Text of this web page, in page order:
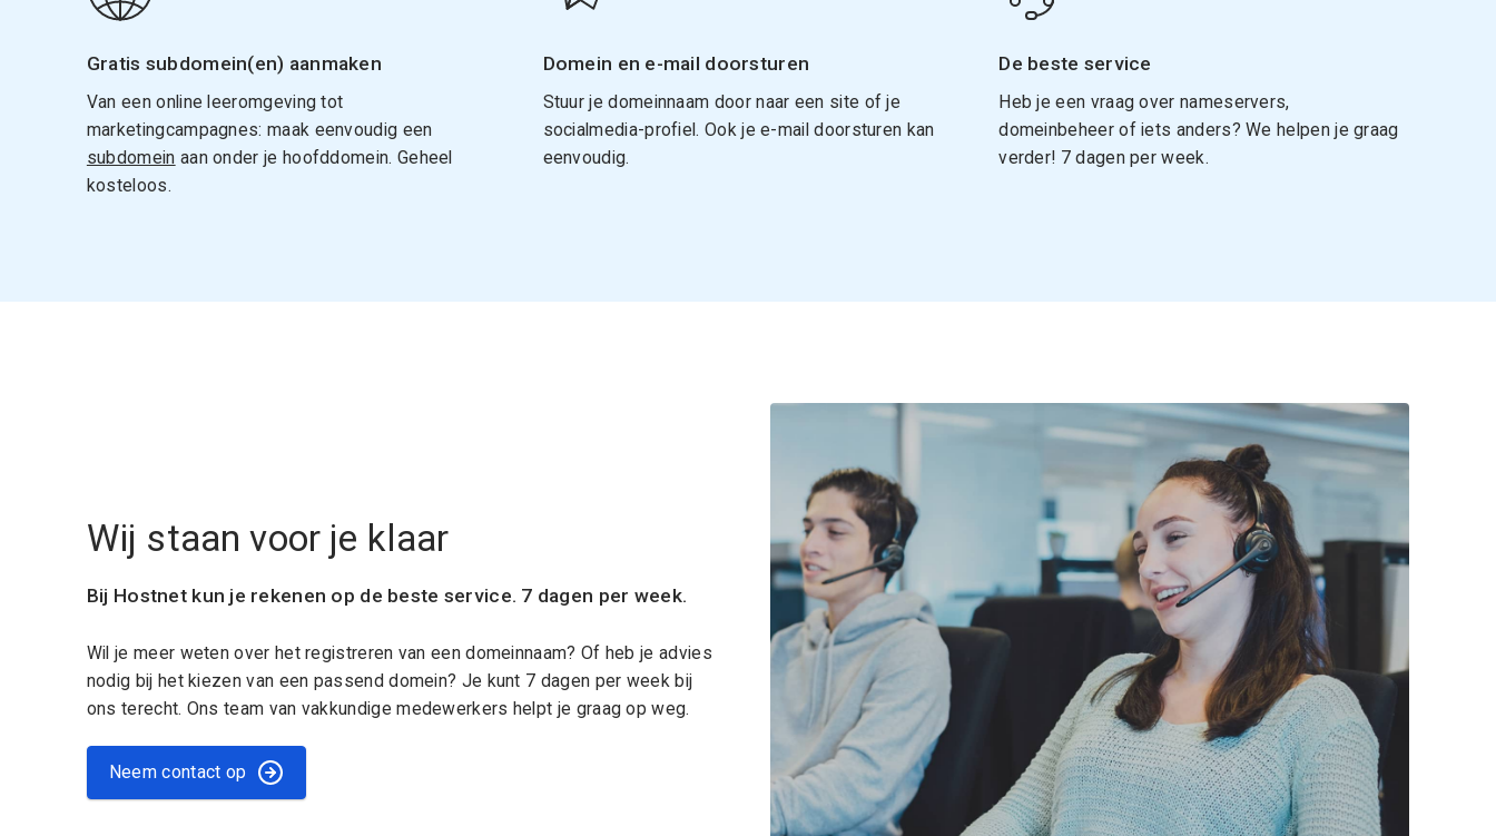
Gratis subdomein(en) aanmaken
Van een online leeromgeving tot
marketingcampagnes: maak eenvoudig een
subdomein aan onder je hoofddomein. Geheel
kosteloos.
Domein en e-mail doorsturen
Stuur je domeinnaam door naar een site of je
socialmedia-profiel. Ook je e-mail doorsturen kan
eenvoudig.
De beste service
Heb je een vraag over nameservers,
domeinbeheer of iets anders? We helpen je graag
verder! 7 dagen per week.
Wij staan voor je klaar
Bij Hostnet kun je rekenen op de beste service. 7 dagen per week.
Wil je meer weten over het registreren van een domeinnaam? Of heb je advies
nodig bij het kiezen van een passend domein? Je kunt 7 dagen per week bij
ons terecht. Ons team van vakkundige medewerkers helpt je graag op weg.
Neem contact op